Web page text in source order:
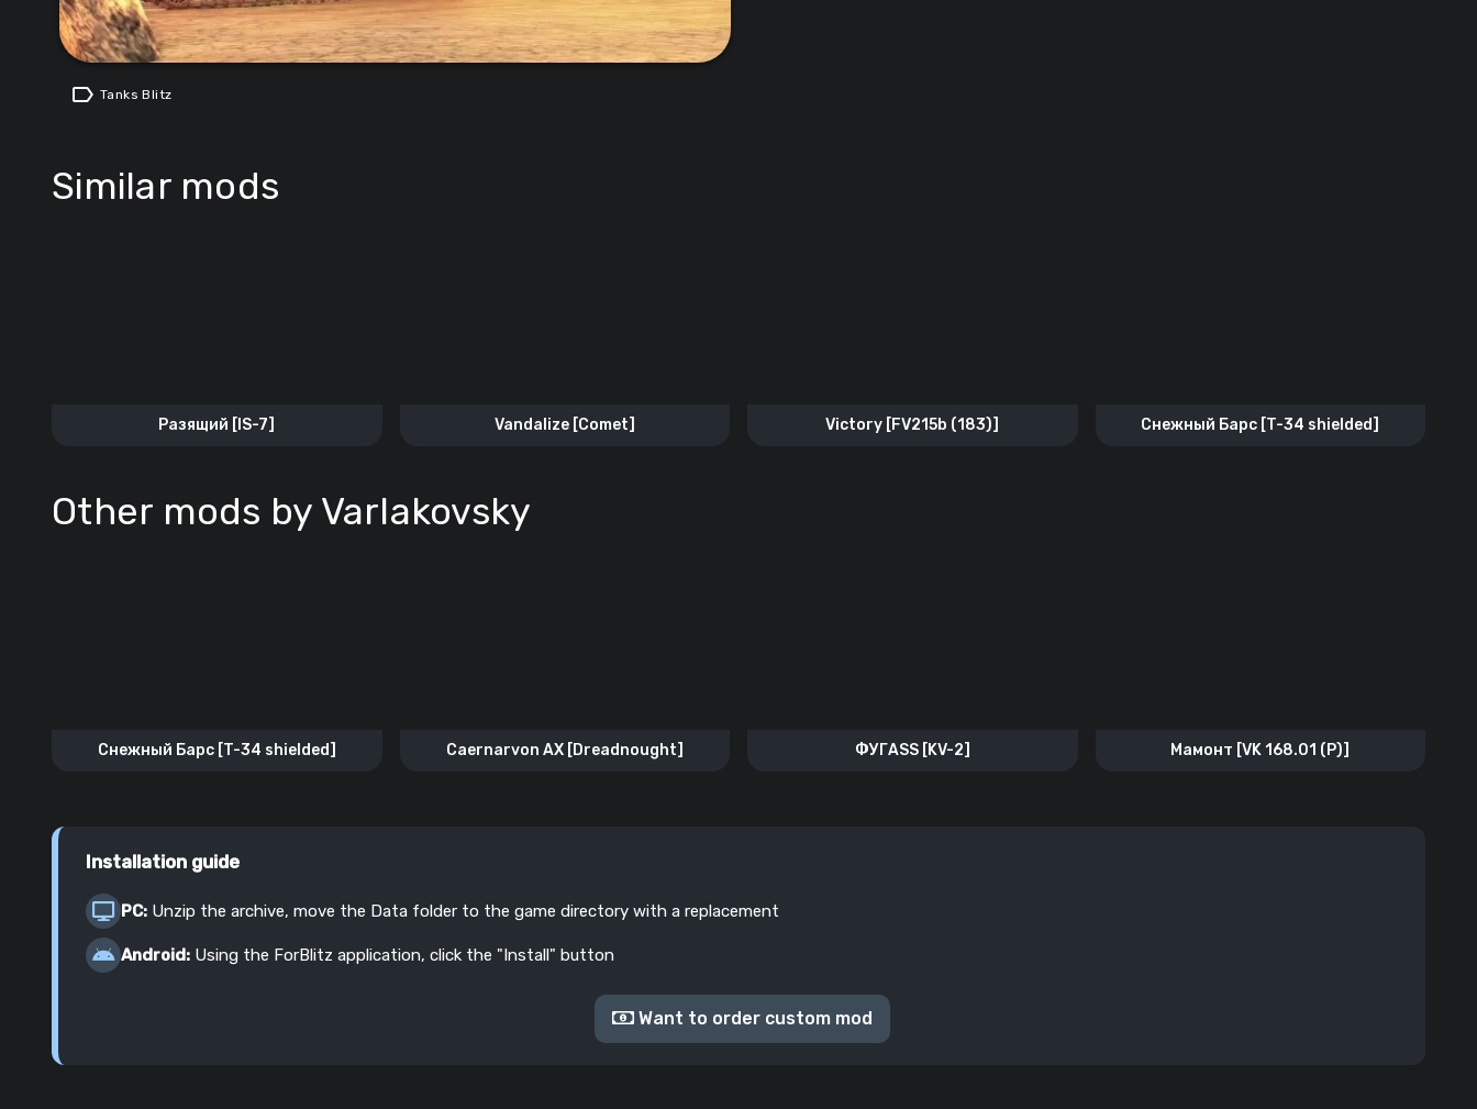
label Tanks Blitz
Similar mods
Разящий [IS-7] Vandalize [Comet] Victory [FV215b (183)] Снежный Барс [T-34 shielded]
Other mods by Varlakovsky
Снежный Барс [T-34 shielded] Caernarvon AX [Dreadnought] ФУГASS [KV-2] Мамонт [VK 168.01 (P)]
Installation guide
PC: Unzip the archive, move the Data folder to the game directory with a replacement
Android: Using the ForBlitz application, click the "Install" button
Want to order custom mod